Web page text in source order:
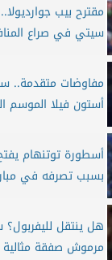
مقترح بيب
سيتي في صراع
مفاوضات متقدمة..
أستون فيلا الموسم
أسطورة توتنهام
بسبب تصرفه في
هل ينتقل
مرموش صفقة مثالية